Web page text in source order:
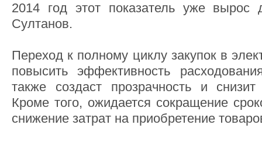
2014 год этот показатель уже
Султанов.
Переход к полному циклу закупок в
повысить эффективность
также создаст прозрачность и
Кроме того, ожидается сокращение
снижение затрат на приобретение